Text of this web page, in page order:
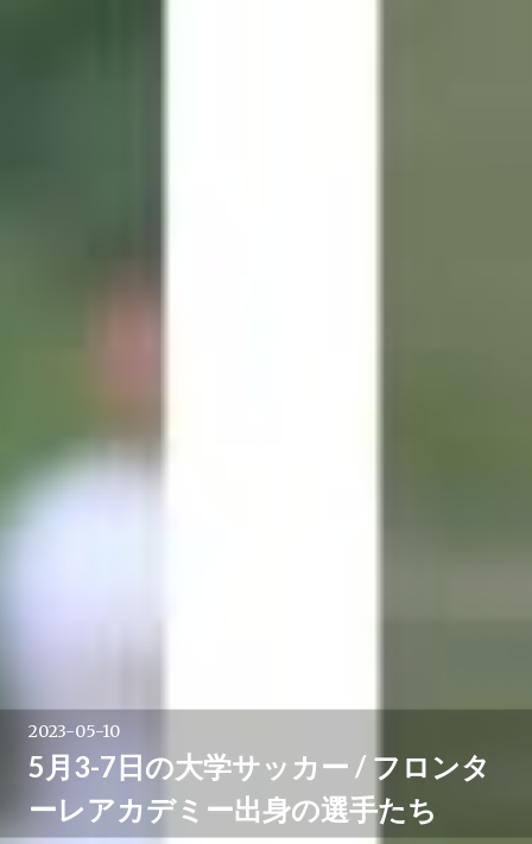
2023-05-10
5月3-7日の大学サッカー / フロンタ
ーレアカデミー出身の選手たち